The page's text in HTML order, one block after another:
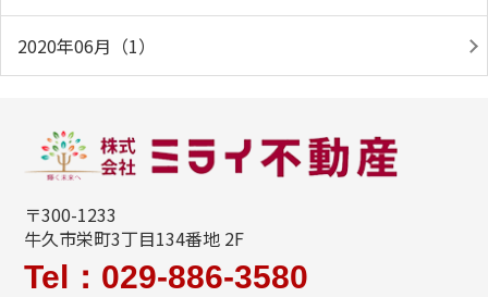
2020年06月（1）
〒300-1233
牛久市栄町3丁目134番地 2F
Tel：029-886-3580